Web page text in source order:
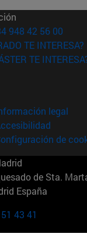
948 42 56 00
TE INTERESA?
TE
legal
de
de Sta.
España
43 41